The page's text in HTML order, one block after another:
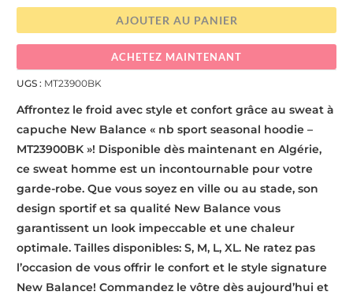
AJOUTER AU PANIER
ACHETEZ MAINTENANT
UGS : MT23900BK
Affrontez le froid avec style et confort grâce au sweat à
capuche New Balance « nb sport seasonal hoodie –
MT23900BK »! Disponible dès maintenant en Algérie,
ce sweat homme est un incontournable pour votre
garde-robe. Que vous soyez en ville ou au stade, son
design sportif et sa qualité New Balance vous
garantissent un look impeccable et une chaleur
optimale. Tailles disponibles: S, M, L, XL. Ne ratez pas
l’occasion de vous offrir le confort et le style signature
New Balance! Commandez le vôtre dès aujourd’hui et